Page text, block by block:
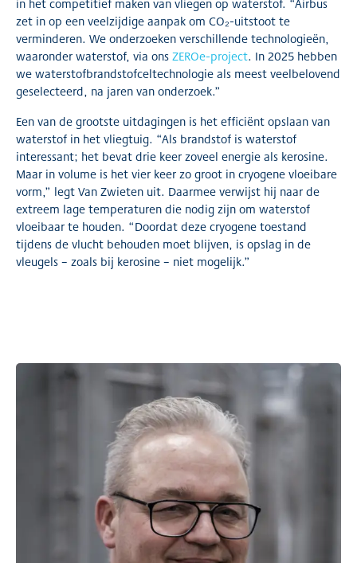
in het competitief maken van vliegen op waterstof. “Airbus
zet in op een veelzijdige aanpak om CO₂-uitstoot te
verminderen. We onderzoeken verschillende technologieën,
waaronder waterstof, via onsZEROe-project. In 2025 hebben
we waterstofbrandstofceltechnologie als meest veelbelovend
geselecteerd, na jaren van onderzoek.”
Een van de grootste uitdagingen is het efficiënt opslaan van
waterstof in het vliegtuig. “Als brandstof is waterstof
interessant; het bevat drie keer zoveel energie als kerosine.
Maar in volume is het vier keer zo groot in cryogene vloeibare
vorm,” legt Van Zwieten uit. Daarmee verwijst hij naar de
extreem lage temperaturen die nodig zijn om waterstof
vloeibaar te houden. “Doordat deze cryogene toestand
tijdens de vlucht behouden moet blijven, is opslag in de
vleugels – zoals bij kerosine – niet mogelijk.”